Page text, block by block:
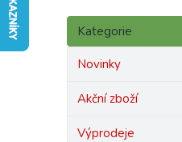
P
s
Přeskočit
kategorie
Kategorie
Novinky
Akční zboží
Výprodeje